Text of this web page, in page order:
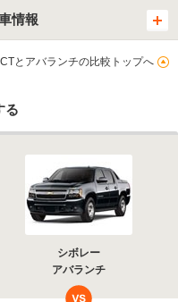
情報
CTとアバランチの比較トップへ
る
シボレー
アバランチ